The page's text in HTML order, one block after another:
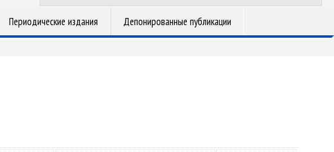
Периодические издания Депонированные публикации